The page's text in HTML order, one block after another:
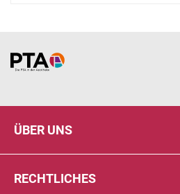
Home
ÜBER UNS
RECHTLICHES